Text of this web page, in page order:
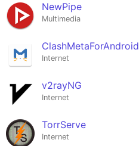
NewPipe
Multimedia
ClashMetaForAndroid
Internet
v2rayNG
Internet
TorrServe
Internet